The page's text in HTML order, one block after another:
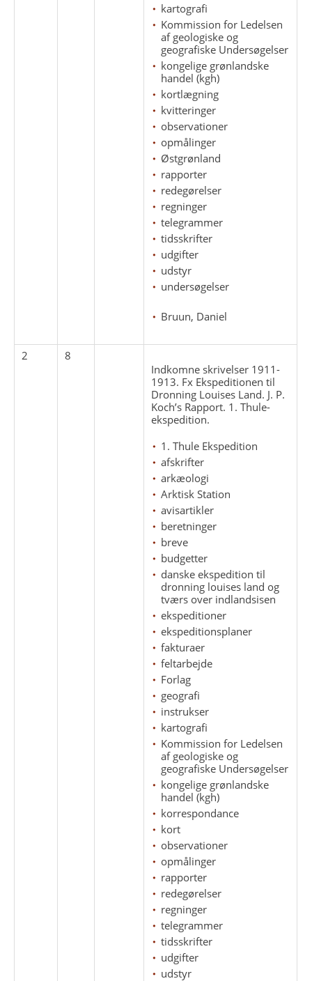
kartografi
Kommission for Ledelsen
af geologiske og
geografiske Undersøgelser
kongelige grønlandske
handel (kgh)
kortlægning
kvitteringer
observationer
opmålinger
Østgrønland
rapporter
redegørelser
regninger
telegrammer
tidsskrifter
udgifter
udstyr
undersøgelser
Bruun, Daniel
2
8
Indkomne skrivelser 1911-
1913. Fx Ekspeditionen til
Dronning Louises Land. J. P.
Koch’s Rapport. 1. Thule-
ekspedition.
1. Thule Ekspedition
afskrifter
arkæologi
Arktisk Station
avisartikler
beretninger
breve
budgetter
danske ekspedition til
dronning louises land og
tværs over indlandsisen
ekspeditioner
ekspeditionsplaner
fakturaer
feltarbejde
Forlag
geografi
instrukser
kartografi
Kommission for Ledelsen
af geologiske og
geografiske Undersøgelser
kongelige grønlandske
handel (kgh)
korrespondance
kort
observationer
opmålinger
rapporter
redegørelser
regninger
telegrammer
tidsskrifter
udgifter
udstyr